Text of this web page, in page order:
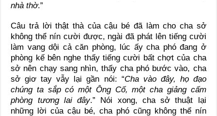
nhà thờ.”
Câu trả lời thật thà của cậu bé đã làm cho cha sở
không thể nín cười được, ngài đã phát lên tiếng cười
làm vang dội cả căn phòng, lúc ấy cha phó đang ở
phòng kế bên nghe thấy tiếng cười bất chợt của cha
sở nên chạy sang nhìn, thấy cha phó bước vào, cha
sở giơ tay vẫy lại gần nói: “Cha vào đây, họ đạo
chúng ta sắp có một Ông Cố, một cha giảng cấm
phòng tương lai đây.” Nói xong, cha sở thuật lại
những lời của cậu bé, cha phó cũng không thể nín